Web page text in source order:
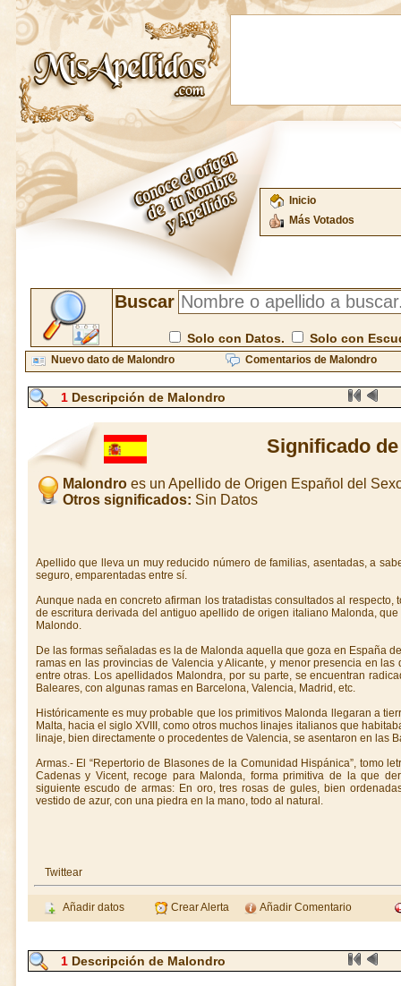
Inicio
Más Votados
Buscar
Solo con Datos. Solo con
Nuevo dato de Malondro Comentarios de Malondro
1 Descripción de Malondro
Significado
Malondroes un Apellido de Origen Español del
Otros significados: Sin Datos
Apellido que lleva un muy reducido número de familias, asentadas, a
seguro, emparentadas entre sí.
Aunque nada en concreto afirman los tratadistas consultados al respecto,
de escritura derivada del antiguo apellido de origen italiano Malonda,
Malondo.
De las formas señaladas es la de Malonda aquella que goza en España
ramas en las provincias de Valencia y Alicante, y menor presencia en
entre otras. Los apellidados Malondra, por su parte, se encuentran
Baleares, con algunas ramas en Barcelona, Valencia, Madrid, etc.
Históricamente es muy probable que los primitivos Malonda llegaran a
Malta, hacia el siglo XVIII, como otros muchos linajes italianos que
linaje, bien directamente o procedentes de Valencia, se asentaron en las
Armas.- El “Repertorio de Blasones de la Comunidad Hispánica”, tomo
Cadenas y Vicent, recoge para Malonda, forma primitiva de la que
siguiente escudo de armas: En oro, tres rosas de gules, bien
vestido de azur, con una piedra en la mano, todo al natural.
Twittear
Añadir datos Crear Alerta Añadir Comentario
1 Descripción de Malondro